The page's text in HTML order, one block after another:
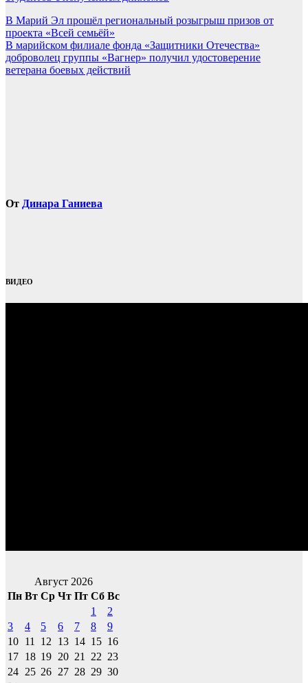
Навигация
по
записям
В Марий Эл прошёл региональный розыгрыш призов от
проекта «Всей семьёй»
В марийском филиале фонда «Защитники Отечества»
доброволец группы «Вагнер» получил удостоверение
ветерана боевых действий
От Динара Ганиева
ВИДЕО
Август 2026
Пн Вт Ср Чт Пт Сб Вс
1
2
3
4 5 6 7 8
9
10 11 12 13 14 15 16
17 18 19 20 21 22 23
24 25 26 27 28 29 30